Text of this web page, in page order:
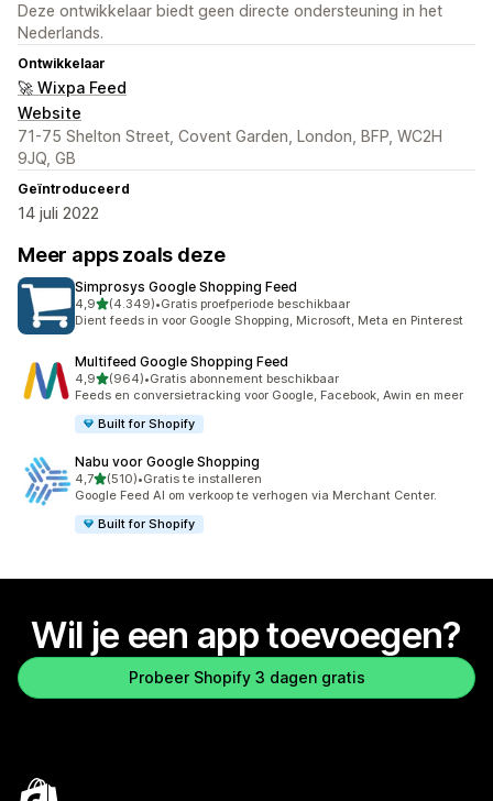
Deze ontwikkelaar biedt geen directe ondersteuning in het
Nederlands.
Ontwikkelaar
🚀 Wixpa Feed
Website
71-75 Shelton Street, Covent Garden, London, BFP, WC2H
9JQ, GB
Geïntroduceerd
14 juli 2022
Meer apps zoals deze
Simprosys Google Shopping Feed
4,9van 5 sterren
(4.349)
4349 recensies in totaal
•Gratis proefperiode beschikbaar
Dient feeds in voor Google Shopping, Microsoft, Meta en Pinterest
Multifeed Google Shopping Feed
4,9van 5 sterren
(964)
964 recensies in totaal
•Gratis abonnement beschikbaar
Feeds en conversietracking voor Google, Facebook, Awin en meer
Built for Shopify
Nabu voor Google Shopping
4,7van 5 sterren
(510)
510 recensies in totaal
•Gratis te installeren
Google Feed AI om verkoop te verhogen via Merchant Center.
Built for Shopify
Wil je een app toevoegen?
Probeer Shopify 3 dagen gratis